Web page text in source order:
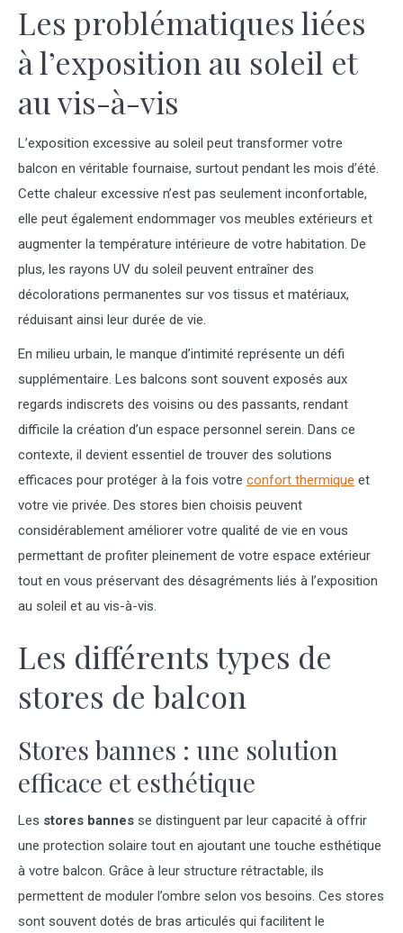
Les problématiques liées
à l’exposition au soleil et
au vis-à-vis
L’exposition excessive au soleil peut transformer votre
balcon en véritable fournaise, surtout pendant les mois d’été.
Cette chaleur excessive n’est pas seulement inconfortable,
elle peut également endommager vos meubles extérieurs et
augmenter la température intérieure de votre habitation. De
plus, les rayons UV du soleil peuvent entraîner des
décolorations permanentes sur vos tissus et matériaux,
réduisant ainsi leur durée de vie.
En milieu urbain, le manque d’intimité représente un défi
supplémentaire. Les balcons sont souvent exposés aux
regards indiscrets des voisins ou des passants, rendant
difficile la création d’un espace personnel serein. Dans ce
contexte, il devient essentiel de trouver des solutions
efficaces pour protéger à la fois votre confort thermique et
votre vie privée. Des stores bien choisis peuvent
considérablement améliorer votre qualité de vie en vous
permettant de profiter pleinement de votre espace extérieur
tout en vous préservant des désagréments liés à l’exposition
au soleil et au vis-à-vis.
Les différents types de
stores de balcon
Stores bannes : une solution
efficace et esthétique
Les stores bannes se distinguent par leur capacité à offrir
une protection solaire tout en ajoutant une touche esthétique
à votre balcon. Grâce à leur structure rétractable, ils
permettent de moduler l’ombre selon vos besoins. Ces stores
sont souvent dotés de bras articulés qui facilitent le